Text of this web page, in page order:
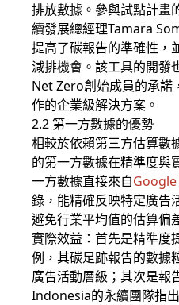
排放數據。參與試點計畫
續發展總經理Tamara
提高了碳報告的準確性，
減排機會。該工具的開發
Net Zero創始成員的承諾
作的企業級解決方案。
2.2 第一方數據的優勢
相較於依賴第三方估算數
的第一方數據在精準度與
一方數據直接來自Google
錄，能精確反映特定廣告
避免行業平均值的估算偏
實際效益：首先是精準度
例，其碳足跡報告的數據
廣告活動層級；其次是報
Indonesia的永續團隊指